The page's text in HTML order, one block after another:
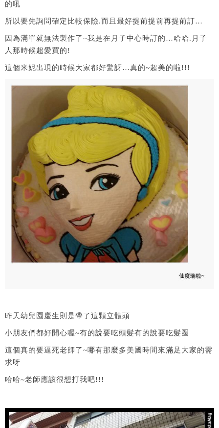
的吼
所以要先詢問確定比較保險.而且最好提前提前再提前訂…
因為滿單就無法製作了~我是在月子中心時訂的…哈哈.月子
人那時候超愛買的!
這個米妮出現的時候大家都好驚訝…真的~超美的啦!!!
昨天幼兒園慶生則是帶了這顆立體頭
小朋友們都好開心喔~有的說要吃頭髮有的說要吃髮圈
這個真的要逼死老師了~哪有那麼多美國時間來滿足大家的需
求呀
哈哈~老師應該很想打我吧!!!